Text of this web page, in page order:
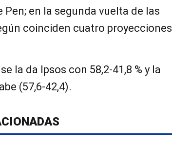
Pen; en la segunda vuelta de las
coinciden cuatro proyecciones
la da Ipsos con 58,2-41,8 % y la
(57,6-42,4).